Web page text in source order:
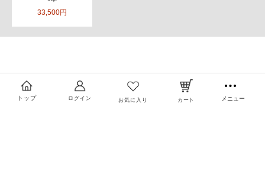
33,500円
トップ ログイン お気に入り カート メニュー